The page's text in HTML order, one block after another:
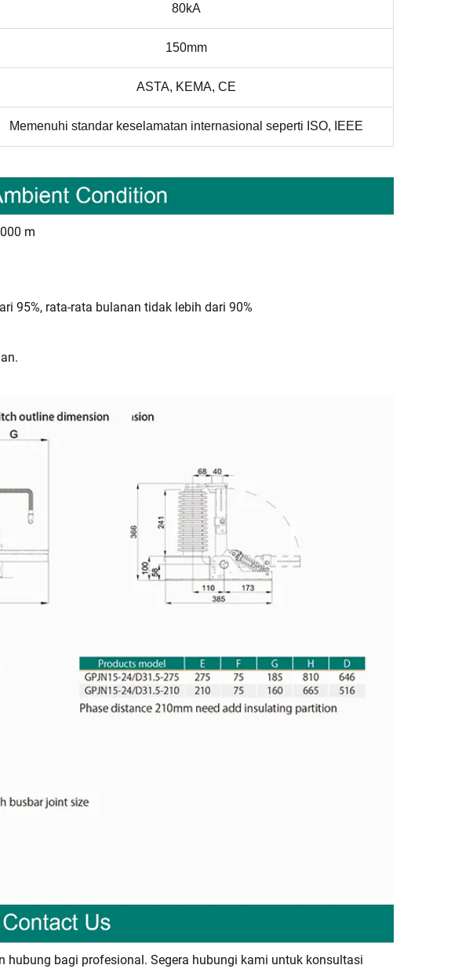
80kA
150mm
ASTA, KEMA, CE
Memenuhi standar keselamatan internasional seperti ISO, IEEE
m
95%, rata-rata bulanan tidak lebih dari 90%
hubung bagi profesional. Segera hubungi kami untuk konsultasi